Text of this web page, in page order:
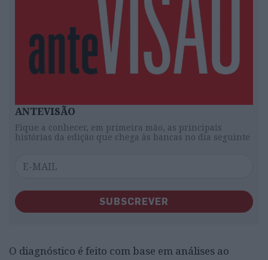
ANTEVISÃO
Fique a conhecer, em primeira mão, as principais
histórias da edição que chega às bancas no dia seguinte
SUBSCREVER
O diagnóstico é feito com base em análises ao